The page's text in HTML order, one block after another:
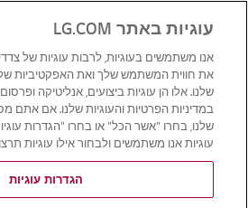
עוגיות באתר LG.COM
אנו משתמשים בעוגיות, לרבות עוגיות של
את חווית המשתמש שלך ואת האפקטיביות של
שלנו. אלו הן עוגיות ביצועים, אנליטיקה
במדיניות הפרטיות והעוגיות שלנו. אם אתם
שלנו, בחרו "אשר הכל" או בחרו "הגדרות
עוגיות אנו משתמשים ולבחור אילו עוגיות
הגדרות עוגיות